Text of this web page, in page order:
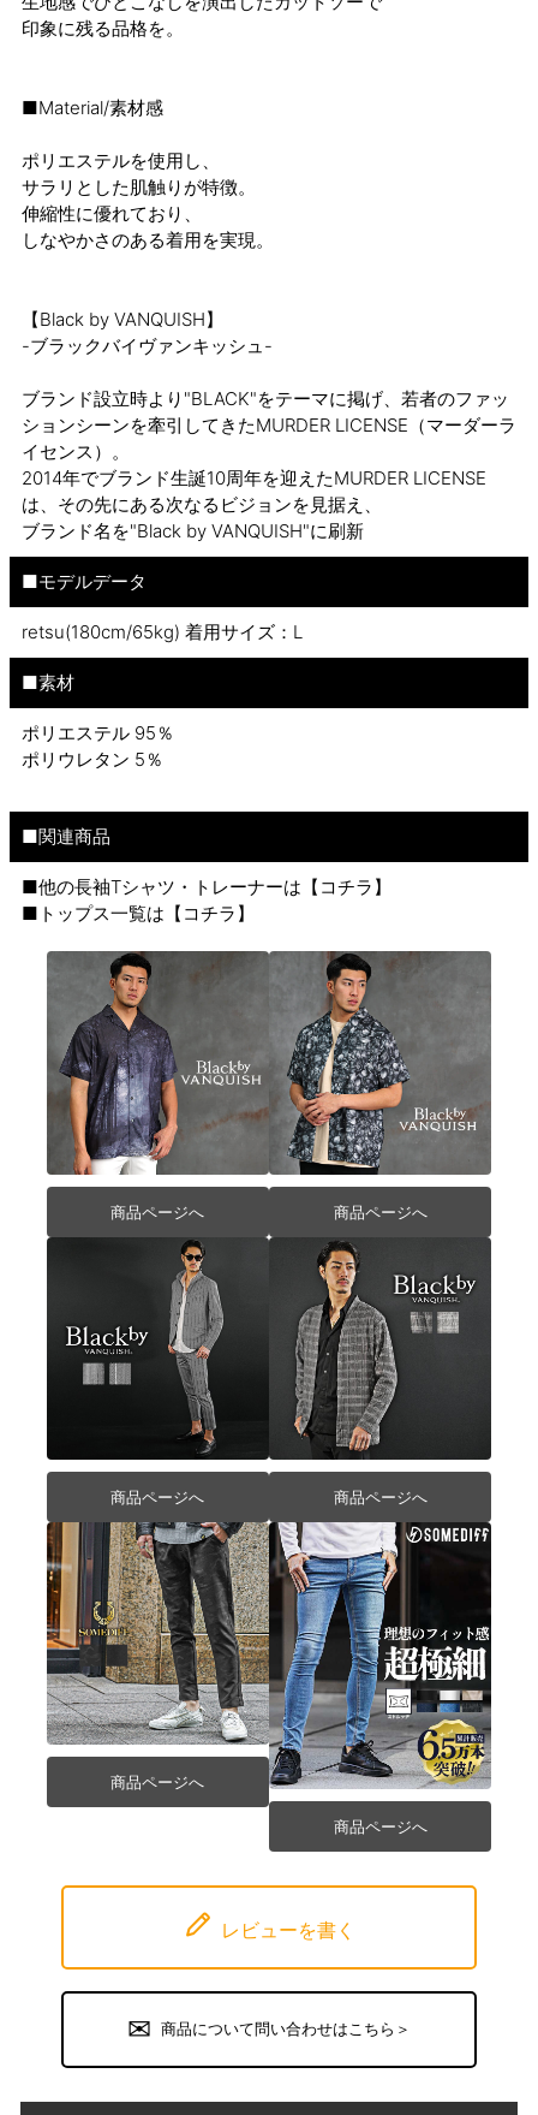
印象に残る品格を。
■Material/素材感
ポリエステルを使用し、
サラリとした肌触りが特徴。
伸縮性に優れており、
しなやかさのある着用を実現。
【Black by VANQUISH】
-ブラックバイヴァンキッシュ-
ブランド設立時より"BLACK"をテーマに掲げ、若者のファッ
ションシーンを牽引してきたMURDER LICENSE（マーダーラ
イセンス）。
2014年でブランド生誕10周年を迎えたMURDER LICENSE
は、その先にある次なるビジョンを見据え、
ブランド名を"Black by VANQUISH"に刷新
■モデルデータ
retsu(180cm/65kg) 着用サイズ：L
■素材
ポリエステル 95％
ポリウレタン 5％
■関連商品
■他の長袖Tシャツ・トレーナーは【 コチラ 】
■トップス一覧は【 コチラ 】
商品ページへ 商品ページへ
商品ページへ 商品ページへ
商品ページへ
商品ページへ
レビューを書く
商品について問い合わせはこちら＞